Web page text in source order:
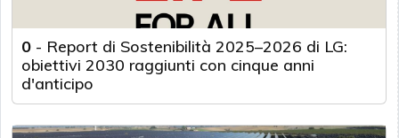
0 - Report di Sostenibilità 2025–2026 di LG:
obiettivi 2030 raggiunti con cinque anni
d'anticipo